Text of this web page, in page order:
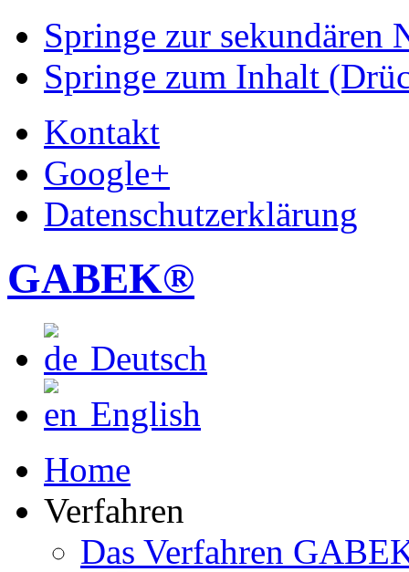
Springe zur sekundären
Springe zum Inhalt
Kontakt
Google+
Datenschutzerklärung
GABEK®
Deutsch
English
Home
Verfahren
Das Verfahren